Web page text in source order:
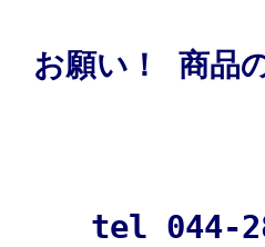
お願い！ 商品
tel 044-